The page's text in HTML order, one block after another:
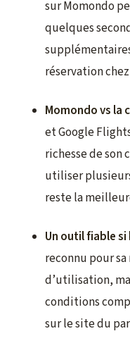
sur Momondo
quelques
réservation
Momondo vs la
et Google
richesse de son
utiliser
reste la
Un outil fiable
reconnu pour
d’utilisation,
conditions
sur le site du